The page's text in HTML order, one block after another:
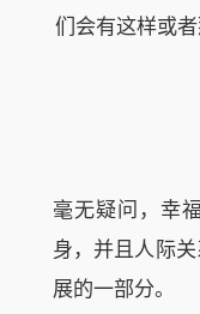
们会有这样或
毫无疑问，幸
身，并且人际
展的一部分。